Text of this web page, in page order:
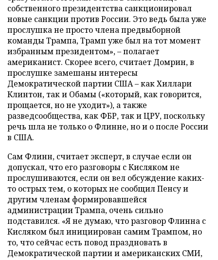
собственного президентства санкционировал
новые санкции против России. Это ведь была уже
прослушка не просто члена предвыборной
команды Трампа, Трамп уже был на тот момент
избранным президентом», – полагает
американист. Скорее всего, считает Домрин, в
прослушке замешаны интересы
Демократической партии США – как Хиллари
Клинтон, так и Обамы («который, как говорится,
прощается, но не уходит»), а также
разведсообщества, как ФБР, так и ЦРУ, поскольку
речь шла не только о Флинне, но и о после России
в США.
Сам Флинн, считает эксперт, в случае если он
допускал, что его разговоры с Кисляком не
прослушиваются, если он вел обсуждение каких-
то острых тем, о которых не сообщил Пенсу и
другим членам формировавшейся
администрации Трампа, очень сильно
подставился. «Я не думаю, что разговор Флинна с
Кисляком был инициирован самим Трампом, но
то, что сейчас есть повод праздновать в
Демократической партии и американских СМИ,